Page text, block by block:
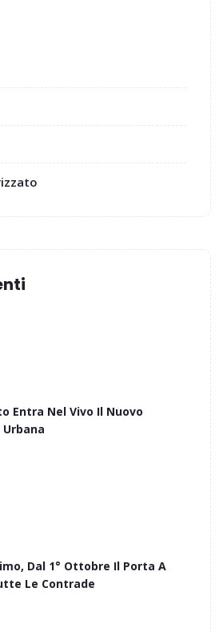
Entra Nel Vivo Il Nuovo
Dal 1° Ottobre Il Porta A
Le Contrade